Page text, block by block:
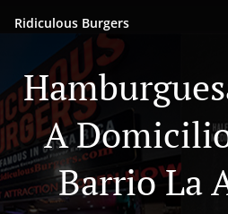
Ridiculous Burgers
A
Barrio La